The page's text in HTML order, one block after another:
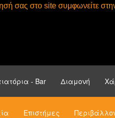
σας στο site συμφωνείτε
- Bar Διαμονή
Επιστήμες